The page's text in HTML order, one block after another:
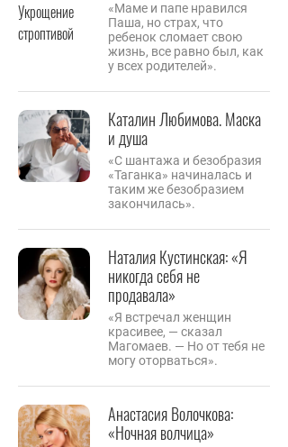
«Маме и папе нравился
Паша, но страх, что
ребенок сломает свою
жизнь, все равно был, как
у всех родителей».
Каталин Любимова. Маска
и душа
«С шантажа и безобразия
«Таганка» начиналась и
таким же безобразием
закончилась».
Наталия Кустинская: «Я
никогда себя не
продавала»
«Я встречал женщин
красивее, — сказал
Магомаев. — Но от тебя не
могу оторваться».
Анастасия Волочкова:
«Ночная волчица»